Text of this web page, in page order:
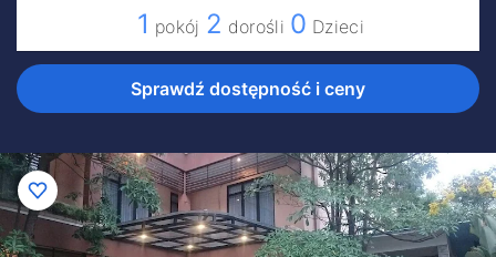
1 pokój 2 dorośli 0 Dzieci
Sprawdź dostępność i ceny